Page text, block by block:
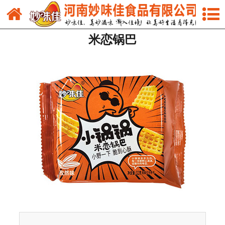
网站首页
产品中心
市场营销
人才招聘
联系我们
在线留言
米恋锅巴